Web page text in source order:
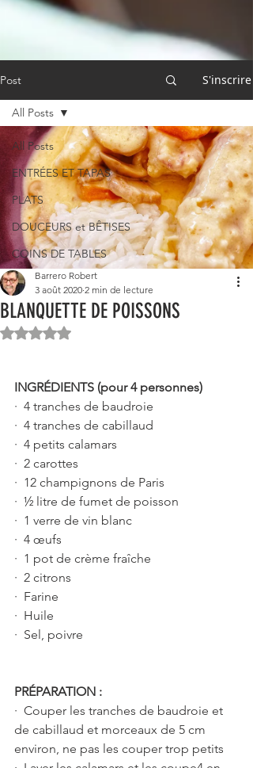
Post S'inscrire
All Posts
ENTRÉES ET TAPAS
PLATS
DOUCEURS et BÊTISES
COINS DE TABLES
All Posts
BLANQUETTE DE POISSONS
Barrero Robert
3 août 2020 2 min de lecture
Noté NaN étoiles sur 5.
INGRÉDIENTS (pour 4 personnes)
·  4 tranches de baudroie
·  4 tranches de cabillaud
·  4 petits calamars
·  2 carottes
·  12 champignons de Paris
·  ½ litre de fumet de poisson
·  1 verre de vin blanc
·  4 œufs
·  1 pot de crème fraîche
·  2 citrons
·  Farine
·  Huile
·  Sel, poivre
PRÉPARATION :
·  Couper les tranches de baudroie et
de cabillaud et morceaux de 5 cm
environ, ne pas les couper trop petits